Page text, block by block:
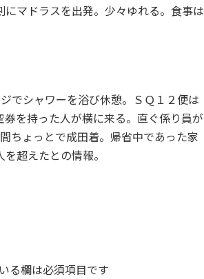
マドラスを出発。少々ゆれる。食事は
でシャワーを浴び休憩。ＳＱ１２便は
を持った人が横に来る。直ぐ係り員が
ちょっとで成田着。帰省中であった家
超えたとの情報。
る欄は必須項目です